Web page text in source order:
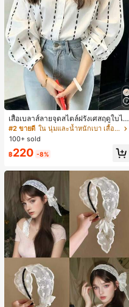
เสื้อเบลาส์ลายจุดสไตล์ฝรั่งเศสฤดูใบไม้
ร่วง, ทรงเข้ารูป, แขนยาวคอวี, สไตล์ให
ม่ฤดูใบไม้ผลิ, ป้องกันแสงแดด, ใส่ไป
ทำงานและลำลอง สีขาว
#2 ขายดี
ใน นุ่มและน้ำหนักเบา เสื้อสตรี เสื้อเบลาส์ & Tee
100+ sold
฿220 -8%